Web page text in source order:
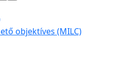
objektíves (MILC)